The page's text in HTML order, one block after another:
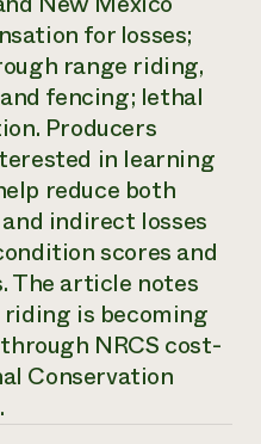
AgriSolar
un
Llame a la
directa de
1-800-346-
for losses;
range riding,
fencing; lethal
Producers
in learning
reduce both
indirect losses
scores and
The article notes
is becoming
NRCS cost-
Conservation